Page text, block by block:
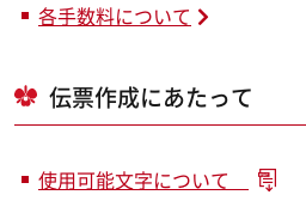
各手数料について
伝票作成にあたって
使用可能文字について